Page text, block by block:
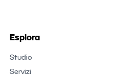
Esplora
Studio
Servizi